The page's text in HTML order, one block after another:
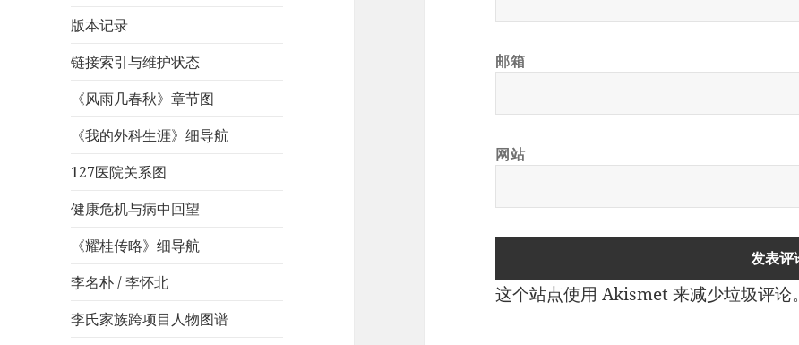
版本记录
链接索引与维护状态
《风雨几春秋》章节图
《我的外科生涯》细导航
127医院关系图
健康危机与病中回望
《耀桂传略》细导航
李名朴 / 李怀北
李氏家族跨项目人物图谱
邮箱
网站
这个站点使用 Akismet 来减少垃圾评论。